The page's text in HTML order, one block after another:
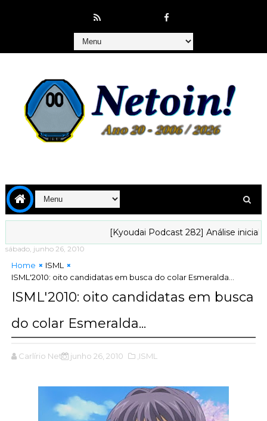
[Kyoudai Podcast 282] Análise inicial da
sábado, junho 26, 2010
Home
ISML
ISML'2010: oito candidatas em busca do colar Esmeralda...
ISML'2010: oito candidatas em busca
do colar Esmeralda...
Carlírio Neto junho 26, 2010 ,ISML